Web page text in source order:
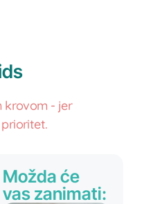
krovom - jer
Možda će
vas zanimati: